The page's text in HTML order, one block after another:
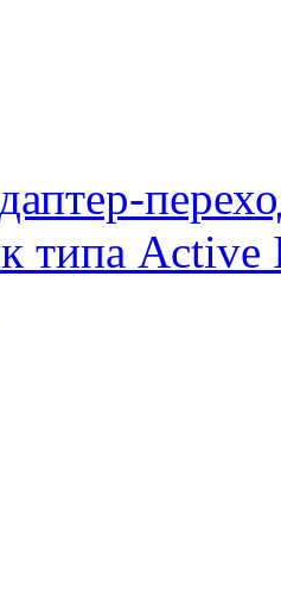
типа Active